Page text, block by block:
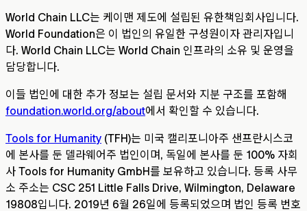
World Chain LLC는 케이맨 제도에 설립된 유한책임회사입니다.
World Foundation은 이 법인의 유일한 구성원이자 관리자입니
다. World Chain LLC는 World Chain 인프라의 소유 및 운영을
담당합니다.
이들 법인에 대한 추가 정보는 설립 문서와 지분 구조를 포함해
foundation.world.org/about에서 확인할 수 있습니다.
Tools for Humanity (TFH)는 미국 캘리포니아주 샌프란시스코
에 본사를 둔 델라웨어주 법인이며, 독일에 본사를 둔 100% 자회
사 Tools for Humanity GmbH를 보유하고 있습니다. 등록 사무
소 주소는 CSC 251 Little Falls Drive, Wilmington, Delaware
19808입니다. 2019년 6월 26일에 등록되었으며 법인 등록 번호